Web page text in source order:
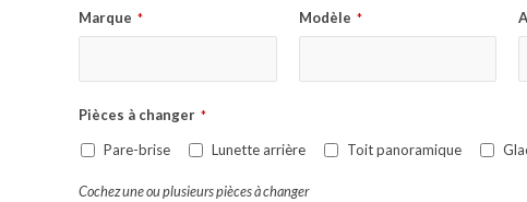
Marque * Modèle *
Pièces à changer *
Pare-brise Lunette arrière Toit panoramique
Cochez une ou plusieurs pièces à changer